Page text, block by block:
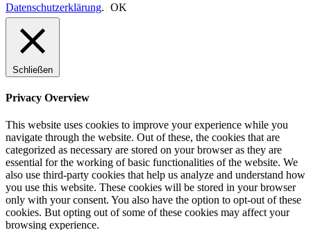
Datenschutzerklärung. OK
Schließen
Privacy Overview
This website uses cookies to improve your experience while you
navigate through the website. Out of these, the cookies that are
categorized as necessary are stored on your browser as they are
essential for the working of basic functionalities of the website. We
also use third-party cookies that help us analyze and understand how
you use this website. These cookies will be stored in your browser
only with your consent. You also have the option to opt-out of these
cookies. But opting out of some of these cookies may affect your
browsing experience.